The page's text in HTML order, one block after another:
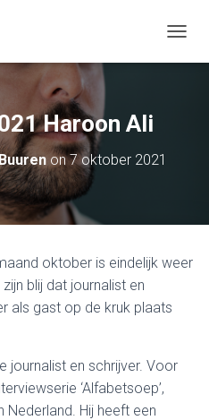
O
I
Haroon Ali
on7 oktober 2021
oktober is eindelijk weer
blij dat journalist en
als gast op de kruk plaats
journalist en schrijver. Voor
‘Alfabetsoep’,
Nederland. Hij heeft een